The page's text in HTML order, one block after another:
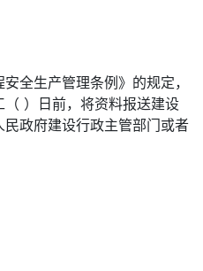
全生产管理条例》的规定，
）日前，将资料报送建设
政府建设行政主管部门或者